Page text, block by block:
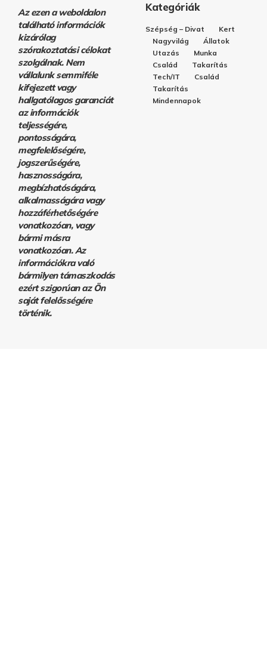
Az ezen a weboldalon
található információk
kizárólag
szórakoztatási célokat
szolgálnak. Nem
vállalunk semmiféle
kifejezett vagy
hallgatólagos garanciát
az információk
teljességére,
pontosságára,
megfelelőségére,
jogszerűségére,
hasznosságára,
megbízhatóságára,
alkalmasságára vagy
hozzáférhetőségére
vonatkozóan, vagy
bármi másra
vonatkozóan. Az
információkra való
bármilyen támaszkodás
ezért szigorúan az Ön
saját felelősségére
történik.
Kategóriák
Szépség – Divat
Kert
Nagyvilág
Állatok
Utazás
Munka
Család
Takarítás
Tech/IT
Család
Takarítás
Mindennapok